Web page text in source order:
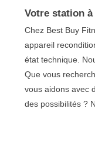
Votre station
Chez Best Buy
appareil
état technique.
Que vous
vous aidons avec
des possibilités ?